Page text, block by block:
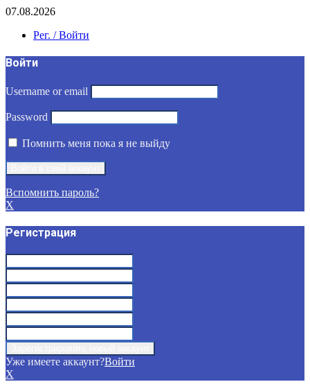
07.08.2026
Рег. / Войти
Войти
Username or email
Password
Помнить меня пока я не выйду
Вспомнить пароль?
X
Регистрация
Уже имеете аккаунт?Войти
X